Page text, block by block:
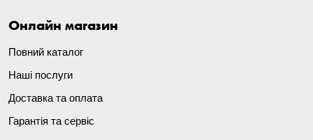
Онлайн магазин
Повний каталог
Наші послуги
Доставка та оплата
Гарантія та сервіс